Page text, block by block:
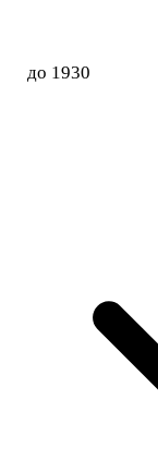
до 1930